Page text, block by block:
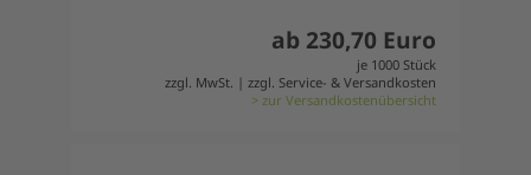
ab 230,70 Euro
je 1000 Stück
zzgl. MwSt. | zzgl. Service- & Versandkosten
> zur Versandkostenübersicht